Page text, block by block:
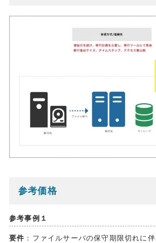
参考価格
参考事例１
要件 ：ファイルサーバの保守期限切れに